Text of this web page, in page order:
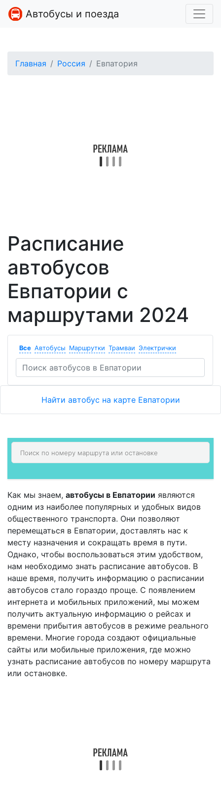
Автобусы и поезда
Главная Россия Евпатория
Расписание
автобусов
Евпатории с
маршрутами 2024
Все Автобусы Маршрутки Трамваи Электрички
Найти автобус на карте Евпатории
Как мы знаем, автобусы в Евпатории являются
одним из наиболее популярных и удобных видов
общественного транспорта. Они позволяют
перемещаться в Евпатории, доставлять нас к
месту назначения и сокращать время в пути.
Однако, чтобы воспользоваться этим удобством,
нам необходимо знать расписание автобусов. В
наше время, получить информацию о расписании
автобусов стало гораздо проще. С появлением
интернета и мобильных приложений, мы можем
получить актуальную информацию о рейсах и
времени прибытия автобусов в режиме реального
времени. Многие города создают официальные
сайты или мобильные приложения, где можно
узнать расписание автобусов по номеру маршрута
или остановке.